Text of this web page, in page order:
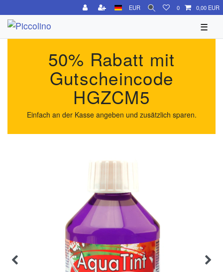
EUR 0 0,00 EUR
☰
50% Rabatt mit
Gutscheincode
HGZCM5
Einfach an der Kasse angeben und zusätzlich sparen.